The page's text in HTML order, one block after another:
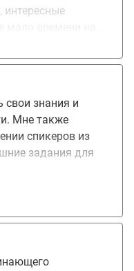
интересные
от работы
вынес - надо
свои знания и
Мне также
спикеров из
задания для